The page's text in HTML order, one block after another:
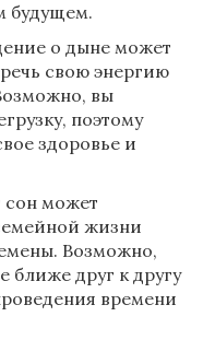
будущем.
о дыне может
свою энергию
вы
поэтому
здоровье и
может
жизни
Возможно,
ближе друг к другу
времени